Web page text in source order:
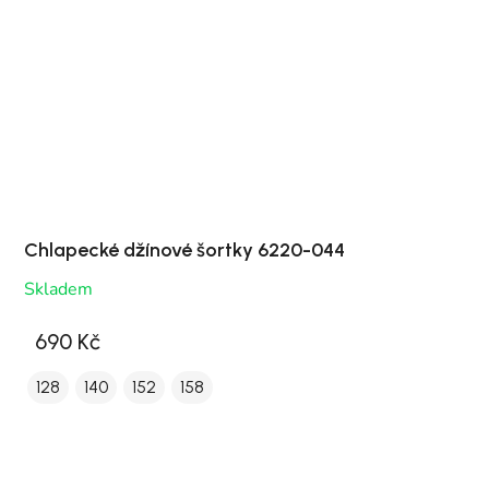
Chlapecké džínové šortky 6220-044
Skladem
690 Kč
128 140 152 158